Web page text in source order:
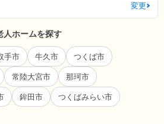
変更
人ホームを探す
手市 牛久市 つくば市
常陸大宮市 那珂市
鉾田市 つくばみらい市